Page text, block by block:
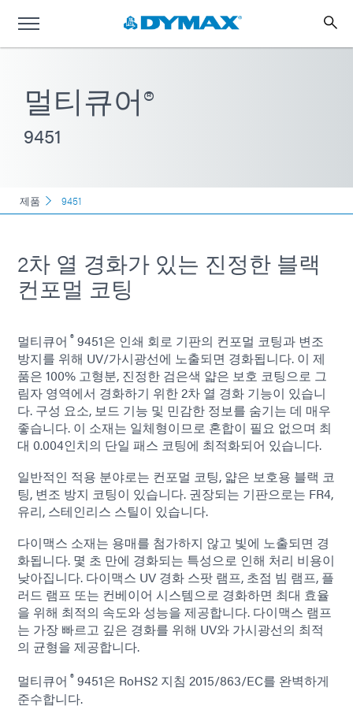
멀티큐어®
9451
제품 9451
2차 열 경화가 있는 진정한 블랙
컨포멀 코팅
멀티큐어 ® 9451은 인쇄 회로 기판의 컨포멀 코팅과 변조
방지를 위해 UV/가시광선에 노출되면 경화됩니다. 이 제
품은 100% 고형분, 진정한 검은색 얇은 보호 코팅으로 그
림자 영역에서 경화하기 위한 2차 열 경화 기능이 있습니
다. 구성 요소, 보드 기능 및 민감한 정보를 숨기는 데 매우
좋습니다. 이 소재는 일체형이므로 혼합이 필요 없으며 최
대 0.004인치의 단일 패스 코팅에 최적화되어 있습니다.
일반적인 적용 분야로는 컨포멀 코팅, 얇은 보호용 블랙 코
팅, 변조 방지 코팅이 있습니다. 권장되는 기판으로는 FR4,
유리, 스테인리스 스틸이 있습니다.
다이맥스 소재는 용매를 첨가하지 않고 빛에 노출되면 경
화됩니다. 몇 초 만에 경화되는 특성으로 인해 처리 비용이
낮아집니다. 다이맥스 UV 경화 스팟 램프, 초점 빔 램프, 플
러드 램프 또는 컨베이어 시스템으로 경화하면 최대 효율
을 위해 최적의 속도와 성능을 제공합니다. 다이맥스 램프
는 가장 빠르고 깊은 경화를 위해 UV와 가시광선의 최적
의 균형을 제공합니다.
멀티큐어 ® 9451은 RoHS2 지침 2015/863/EC를 완벽하게
준수합니다.